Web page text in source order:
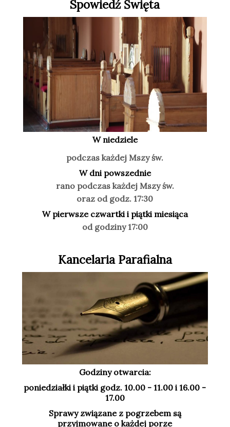
Spowiedź Święta
W niedziele
podczas każdej Mszy św.
W dni powszednie
rano podczas każdej Mszy św.
oraz od godz. 17:30
W pierwsze czwartki i piątki miesiąca
od godziny 17:00
Kancelaria Parafialna
Godziny otwarcia:
poniedziałki i piątki godz. 10.00 - 11.00 i 16.00 -
17.00
Sprawy związane z pogrzebem są
przyjmowane o każdej porze